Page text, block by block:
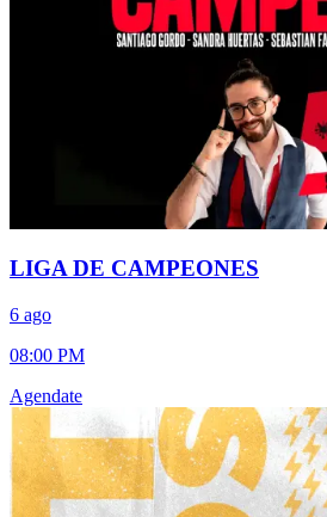
LIGA DE CAMPEONES
6 ago
08:00 PM
Agendate